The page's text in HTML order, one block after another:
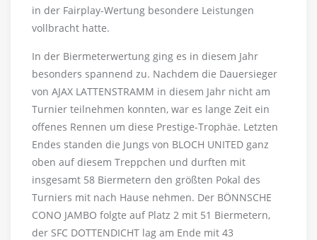
in der Fairplay-Wertung besondere Leistungen
vollbracht hatte.
In der Biermeterwertung ging es in diesem Jahr
besonders spannend zu. Nachdem die Dauersieger
von AJAX LATTENSTRAMM in diesem Jahr nicht am
Turnier teilnehmen konnten, war es lange Zeit ein
offenes Rennen um diese Prestige-Trophäe. Letzten
Endes standen die Jungs von BLOCH UNITED ganz
oben auf diesem Treppchen und durften mit
insgesamt 58 Biermetern den größten Pokal des
Turniers mit nach Hause nehmen. Der BÖNNSCHE
CONO JAMBO folgte auf Platz 2 mit 51 Biermetern,
der SFC DOTTENDICHT lag am Ende mit 43